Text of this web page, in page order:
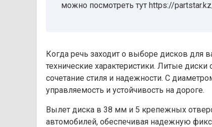
можно посмотреть тут https://
Когда речь заходит о выборе дисков для
технические характеристики. Литые диски
сочетание стиля и надежности. С
управляемость и устойчивость на дороге.
Вылет диска в 38 мм и 5 крепежных
автомобилей, обеспечивая надежную